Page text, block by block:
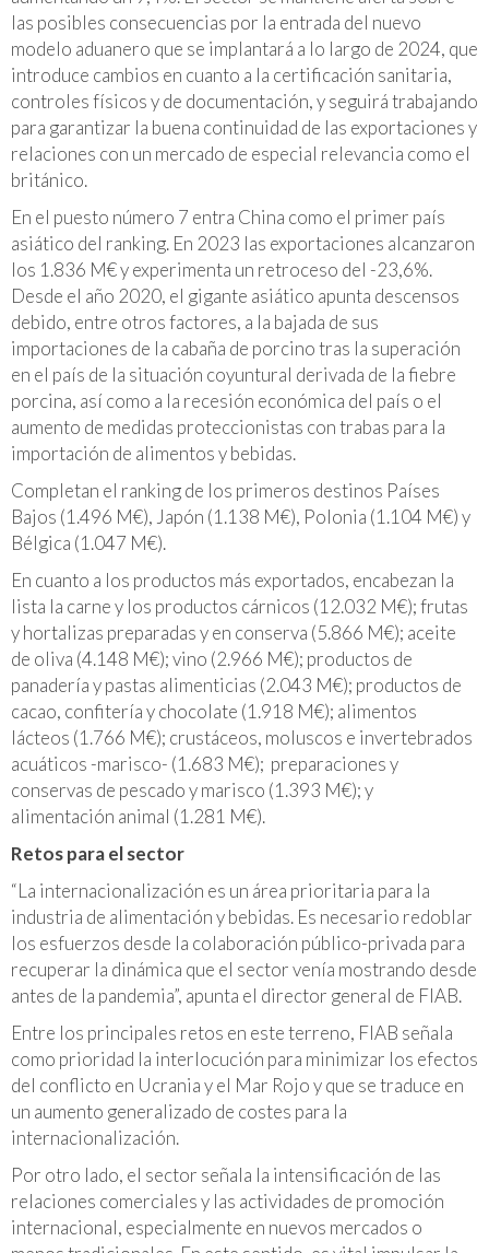
las posibles consecuencias por la entrada del nuevo
modelo aduanero que se implantará a lo largo de 2024, que
introduce cambios en cuanto a la certificación sanitaria,
controles físicos y de documentación, y seguirá trabajando
para garantizar la buena continuidad de las exportaciones y
relaciones con un mercado de especial relevancia como el
británico.
En el puesto número 7 entra China como el primer país
asiático del ranking. En 2023 las exportaciones alcanzaron
los 1.836 M€ y experimenta un retroceso del -23,6%.
Desde el año 2020, el gigante asiático apunta descensos
debido, entre otros factores, a la bajada de sus
importaciones de la cabaña de porcino tras la superación
en el país de la situación coyuntural derivada de la fiebre
porcina, así como a la recesión económica del país o el
aumento de medidas proteccionistas con trabas para la
importación de alimentos y bebidas.
Completan el ranking de los primeros destinos Países
Bajos (1.496 M€), Japón (1.138 M€), Polonia (1.104 M€) y
Bélgica (1.047 M€).
En cuanto a los productos más exportados, encabezan la
lista la carne y los productos cárnicos (12.032 M€); frutas
y hortalizas preparadas y en conserva (5.866 M€); aceite
de oliva (4.148 M€); vino (2.966 M€); productos de
panadería y pastas alimenticias (2.043 M€); productos de
cacao, confitería y chocolate (1.918 M€); alimentos
lácteos (1.766 M€); crustáceos, moluscos e invertebrados
acuáticos -marisco- (1.683 M€); preparaciones y
conservas de pescado y marisco (1.393 M€); y
alimentación animal (1.281 M€).
Retos para el sector
“La internacionalización es un área prioritaria para la
industria de alimentación y bebidas. Es necesario redoblar
los esfuerzos desde la colaboración público-privada para
recuperar la dinámica que el sector venía mostrando desde
antes de la pandemia”, apunta el director general de FIAB.
Entre los principales retos en este terreno, FIAB señala
como prioridad la interlocución para minimizar los efectos
del conflicto en Ucrania y el Mar Rojo y que se traduce en
un aumento generalizado de costes para la
internacionalización.
Por otro lado, el sector señala la intensificación de las
relaciones comerciales y las actividades de promoción
internacional, especialmente en nuevos mercados o